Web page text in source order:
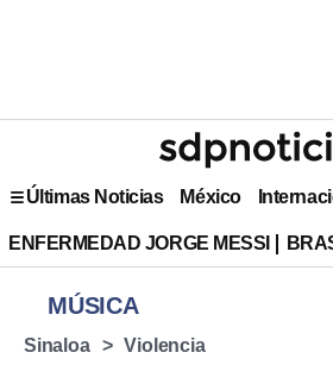
Últimas Noticias México
ENFERMEDAD JORGE MESSI
MÚSICA
Sinaloa Violencia